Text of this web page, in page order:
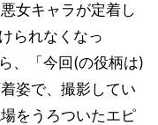
女キャラが定着し
られなくなっ
、「今回(の役柄は)
姿で、撮影してい
をうろついたエピ